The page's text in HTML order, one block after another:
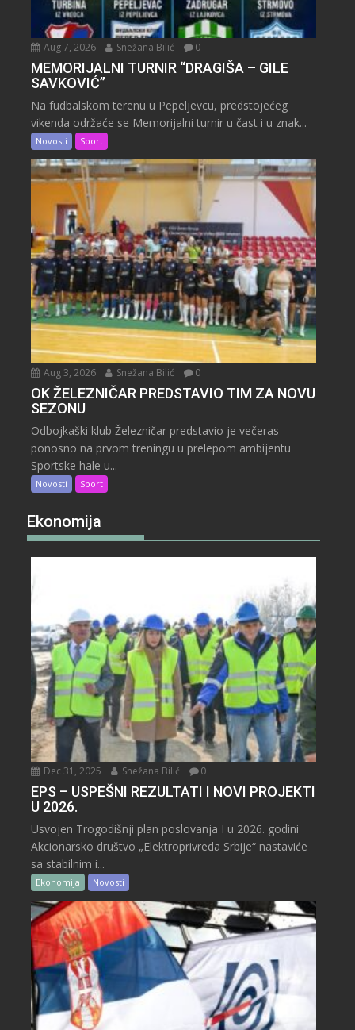
Aug 7, 2026 Snežana Bilić 0
MEMORIJALNI TURNIR “DRAGIŠA – GILE
SAVKOVIĆ”
Na fudbalskom terenu u Pepeljevcu, predstojećeg
vikenda održaće se Memorijalni turnir u čast i u znak...
Novosti Sport
Aug 3, 2026 Snežana Bilić 0
OK ŽELEZNIČAR PREDSTAVIO TIM ZA NOVU
SEZONU
Odbojkaški klub Železničar predstavio je večeras
ponosno na prvom treningu u prelepom ambijentu
Sportske hale u...
Novosti Sport
Ekonomija
Dec 31, 2025 Snežana Bilić 0
EPS – USPEŠNI REZULTATI I NOVI PROJEKTI
U 2026.
Usvojen Trogodišnji plan poslovanja I u 2026. godini
Akcionarsko društvo „Elektroprivreda Srbije“ nastaviće
sa stabilnim i...
Ekonomija Novosti